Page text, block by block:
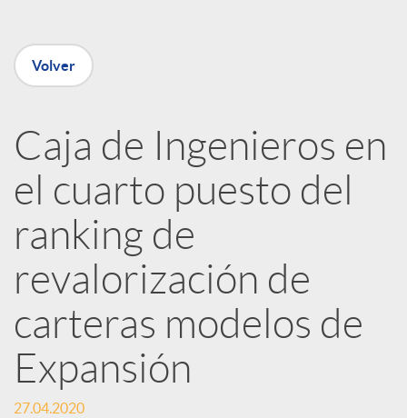
n
e
d
e
s
S
Volver
Caja de Ingenieros en
el cuarto puesto del
ranking de
revalorización de
carteras modelos de
Expansión
27.04.2020